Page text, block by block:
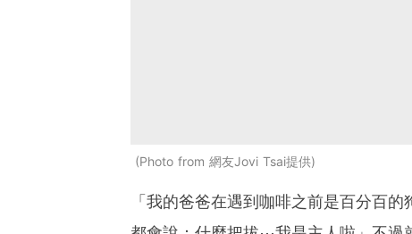
Photo from 網友Jovi Tsai提供
「我的爸爸在遇到咖啡之前是百分百